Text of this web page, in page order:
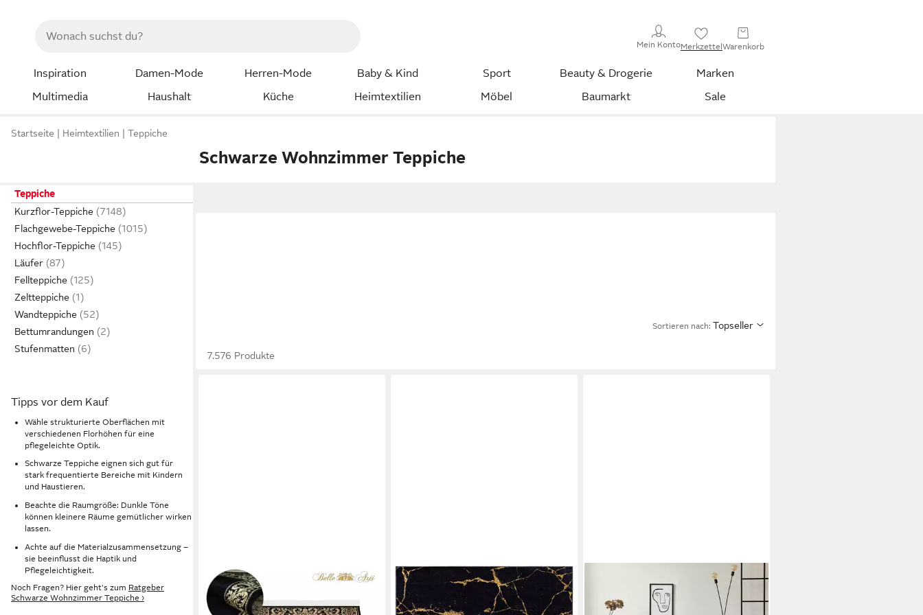
Mein KontoMerkzettelWarenkorb
Inspiration Damen-Mode Herren-Mode Baby & Kind Sport Beauty & Drogerie
Marken
Multimedia
Haushalt Küche Heimtextilien Möbel Baumarkt Sale
Startseite Heimtextilien Teppiche
Schwarze Wohnzimmer Teppiche
Teppiche
Kurzflor-Teppiche
Flachgewebe-Teppiche
Hochflor-Teppiche
Läufer
Fellteppiche
Zeltteppiche
Wandteppiche
Bettumrandungen
Stufenmatten
Tipps vor dem Kauf
Wähle strukturierte Oberflächen mit
verschiedenen Florhöhen für eine
pflegeleichte Optik.
Schwarze Teppiche eignen sich gut für
stark frequentierte Bereiche mit Kindern
und Haustieren.
Beachte die Raumgröße: Dunkle Töne
können kleinere Räume gemütlicher wirken
lassen.
Achte auf die Materialzusammensetzung –
sie beeinflusst die Haptik und
Pflegeleichtigkeit.
Noch Fragen? Hier geht's zum Ratgeber
Schwarze Wohnzimmer Teppiche ›
Sortieren nach: Topseller
7.576 Produkte
BELLE ARTI
Teppich Luxus Teppich Wohnzimmer
Barock Wohnteppich Läufer
MAZOVIA
Designteppich Modern Teppich für
Wohnzimmer, Schlafzimmer,
Teppich kuschelig & Super Soft, Anti-
Rutsch Unterseite, rechteckig, Höhe: